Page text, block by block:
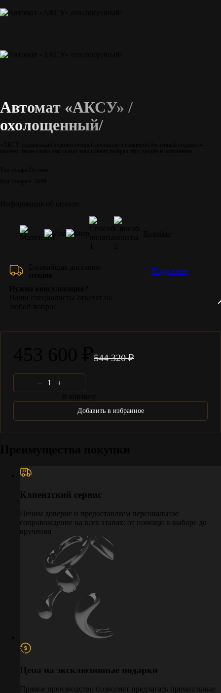
Автомат «АКСУ» /
охолощенный/
Подробнее
544 320 ₽
− +
Добавить в избранное
Клиентский сервис
Ценим доверие и предоставляем персональное
сопровождение на всех этапах: от помощи в выборе до
вручения
Цена на эксклюзивные подарки
Прямое производство позволяет предлагать премиальные